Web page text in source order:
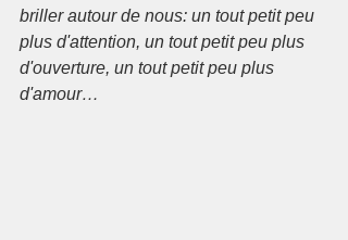
briller autour de nous: un tout petit peu
plus d'attention, un tout petit peu plus
d'ouverture, un tout petit peu plus
d'amour…